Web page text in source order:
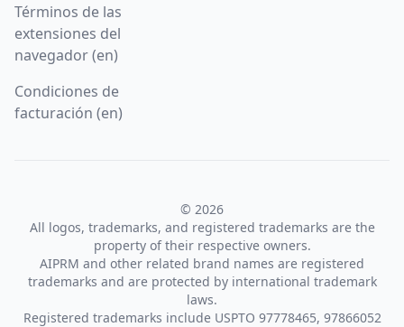
Términos de las
extensiones del
navegador (en)
Condiciones de
facturación (en)
© 2026
All logos, trademarks, and registered trademarks are the
property of their respective owners.
AIPRM and other related brand names are registered
trademarks and are protected by international trademark
laws.
Registered trademarks include USPTO 97778465, 97866052